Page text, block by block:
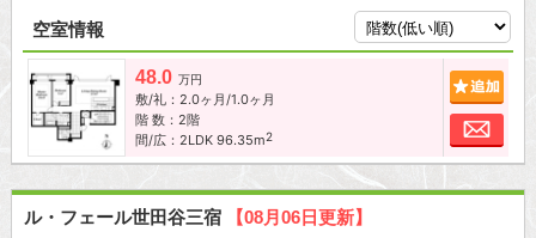
空室情報
48.0 万円
敷/礼：2.0ヶ月/1.0ヶ月
階 数：2階
間/広：2LDK 96.35m2
お
ル・フェール世田谷三宿 【08月06日更新】